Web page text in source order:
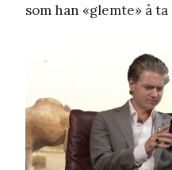
som han «glemte» å